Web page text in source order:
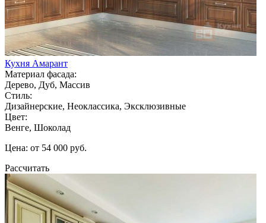
Кухня Амарант
Материал фасада:
Дерево, Дуб, Массив
Стиль:
Дизайнерские, Неоклассика, Эксклюзивные
Цвет:
Венге, Шоколад
Цена: от 54 000 руб.
Рассчитать